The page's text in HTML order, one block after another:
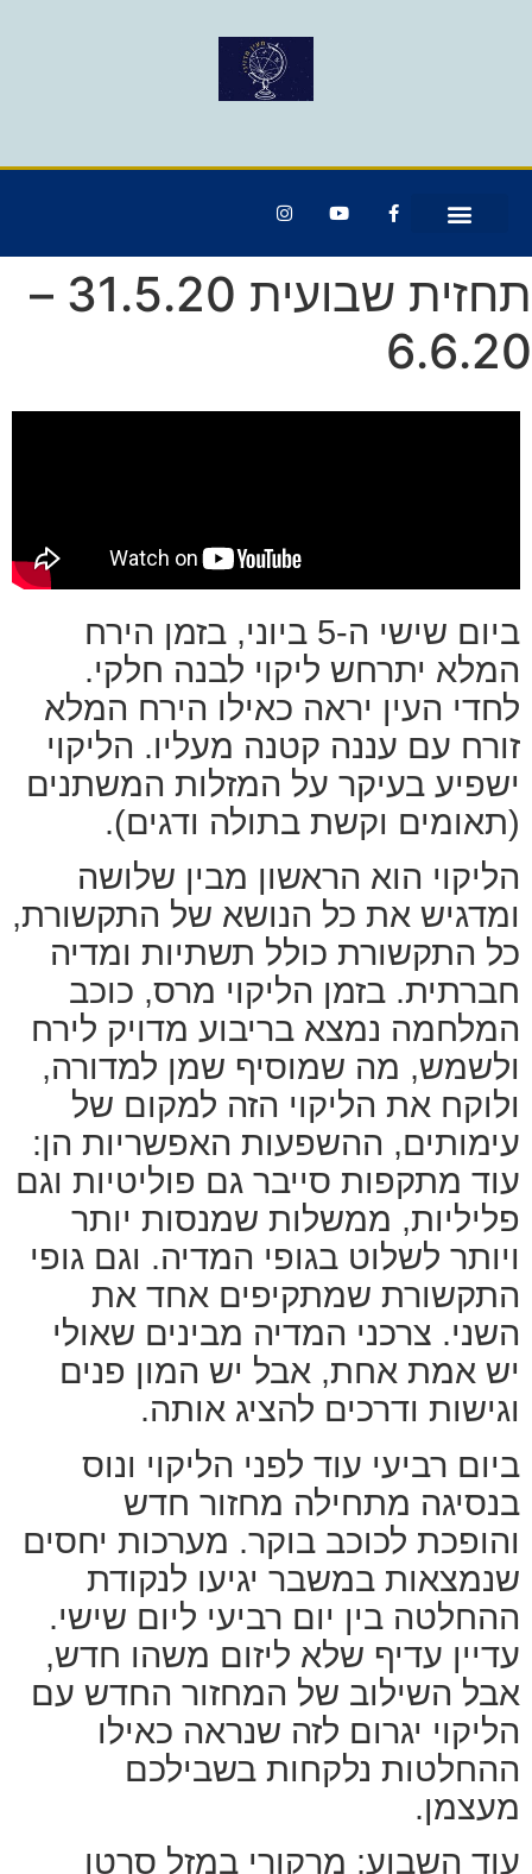
תחזית שבועית 31.5.20 –
6.6.20
ביום שישי ה-5 ביוני, בזמן הירח
המלא יתרחש ליקוי לבנה חלקי.
לחדי העין יראה כאילו הירח המלא
זורח עם עננה קטנה מעליו. הליקוי
ישפיע בעיקר על המזלות המשתנים
(תאומים וקשת בתולה ודגים).
הליקוי הוא הראשון מבין שלושה
ומדגיש את כל הנושא של התקשורת,
כל התקשורת כולל תשתיות ומדיה
חברתית. בזמן הליקוי מרס, כוכב
המלחמה נמצא בריבוע מדויק לירח
ולשמש, מה שמוסיף שמן למדורה,
ולוקח את הליקוי הזה למקום של
עימותים, ההשפעות האפשריות הן:
עוד מתקפות סייבר גם פוליטיות וגם
פליליות, ממשלות שמנסות יותר
ויותר לשלוט בגופי המדיה. וגם גופי
התקשורת שמתקיפים אחד את
השני. צרכני המדיה מבינים שאולי
יש אמת אחת, אבל יש המון פנים
וגישות ודרכים להציג אותה.
ביום רביעי עוד לפני הליקוי ונוס
בנסיגה מתחילה מחזור חדש
והופכת לכוכב בוקר. מערכות יחסים
שנמצאות במשבר יגיעו לנקודת
ההחלטה בין יום רביעי ליום שישי.
עדיין עדיף שלא ליזום משהו חדש,
אבל השילוב של המחזור החדש עם
הליקוי יגרום לזה שנראה כאילו
ההחלטות נלקחות בשבילכם
מעצמן.
עוד השבוע: מרקורי במזל סרטן